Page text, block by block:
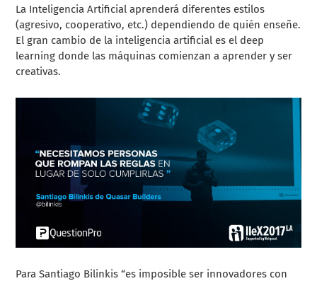
La Inteligencia Artificial aprenderá diferentes estilos
(agresivo, cooperativo, etc.) dependiendo de quién enseñe.
El gran cambio de la inteligencia artificial es el deep
learning donde las máquinas comienzan a aprender y ser
creativas.
Para Santiago Bilinkis “es imposible ser innovadores con